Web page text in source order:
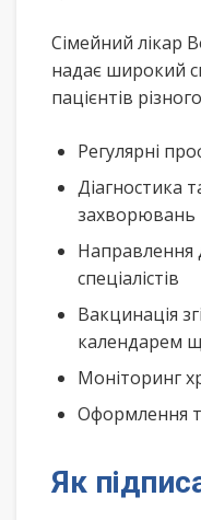
Сімейний лікар
надає широкий
пацієнтів
Регулярні
Діагностика
захворювань
Направлення
спеціалістів
Вакцинація
календарем
Моніторинг
Оформлення
Як